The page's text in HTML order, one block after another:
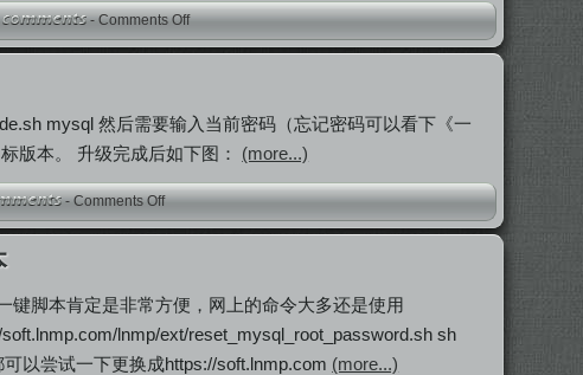
-Comments Off
mysql 然后需要输入当前密码（忘记密码可以看下《一
版本。 升级完成后如下图： (more...)
-Comments Off
脚本肯定是非常方便，网上的命令大多还是使用
lnmp/ext/reset_mysql_root_password.sh sh
以尝试一下更换成https://soft.lnmp.com (more...)